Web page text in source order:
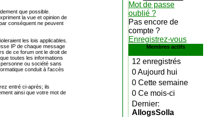
que possible.
la vue et opinion de
conséquent ne peuvent
les lois applicables.
IP de chaque message
de ce forum ont le droit de
toutes les informations
ou société sans
conduit à l'accès
entré ci-après; ils
ainsi que votre mot de
Mot de passe
oublié ?
Pas encore de
compte ?
Enregistrez-vous
Membres actifs
12 enregistrés
0 Aujourd hui
0 Cette semaine
0 Ce mois-ci
Dernier:
AllogsSolla